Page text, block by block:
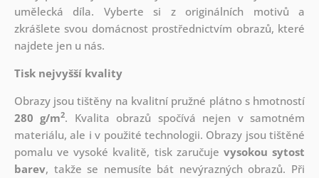
umělecká díla. Vyberte si z originálních motivů a
zkrášlete svou domácnost prostřednictvím obrazů, které
najdete jen u nás.
Tisk nejvyšší kvality
Obrazy jsou tištěny na kvalitní pružné plátno s hmotností
280 g/m2. Kvalita obrazů spočívá nejen v samotném
materiálu, ale i v použité technologii. Obrazy jsou tištěné
pomalu ve vysoké kvalitě, tisk zaručuje vysokou sytost
barev, takže se nemusíte bát nevýrazných obrazů. Při